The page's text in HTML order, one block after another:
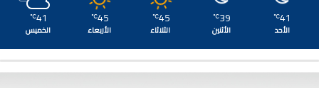
41
℃
الأحد
39
℃
الأثنين
45
℃
الثلاثاء
45
℃
الأربعاء
41
℃
الخميس